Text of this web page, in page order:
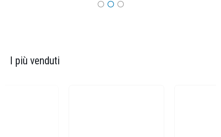
I più venduti